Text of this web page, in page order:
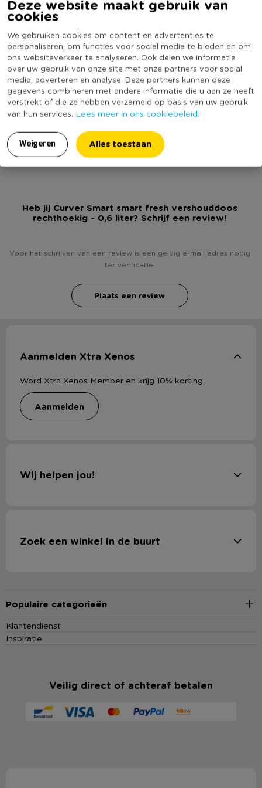
Deze website maakt gebruik van
cookies
We gebruiken cookies om content en advertenties te
personaliseren, om functies voor social media te bieden en om
ons websiteverkeer te analyseren. Ook delen we informatie
over uw gebruik van onze site met onze partners voor social
media, adverteren en analyse. Deze partners kunnen deze
gegevens combineren met andere informatie die u aan ze heeft
verstrekt of die ze hebben verzameld op basis van uw gebruik
van hun services. Lees meer in ons cookiebeleid.
Weigeren Alles toestaan
Producthoogte (cm)
5.2
Kleur
Blauw
Inhoud in liter
0.6
Productlengte (cm)
16.2
Merk
Curver
Sluiting
Kliksluiting
Deksel
Ja
Duurzaamheidsscore
(Nog) geen score
bekend
Heb jij Curver Smart smart fresh vershouddoos
rechthoekig - 0,6 liter? Schrijf een review!
Voor het schrijven van een review is een geldig e-mail adres nodig
ter verificatie.
Plaats een review
Aanmelden Xtra Xenos
Word Xtra Xenos Member en krijg 10% korting
aanmelden
Wij helpen jou!
Zoek een winkel in de buurt
Populaire categorieën
Klantendienst
Inspiratie
Veilig direct of achteraf betalen